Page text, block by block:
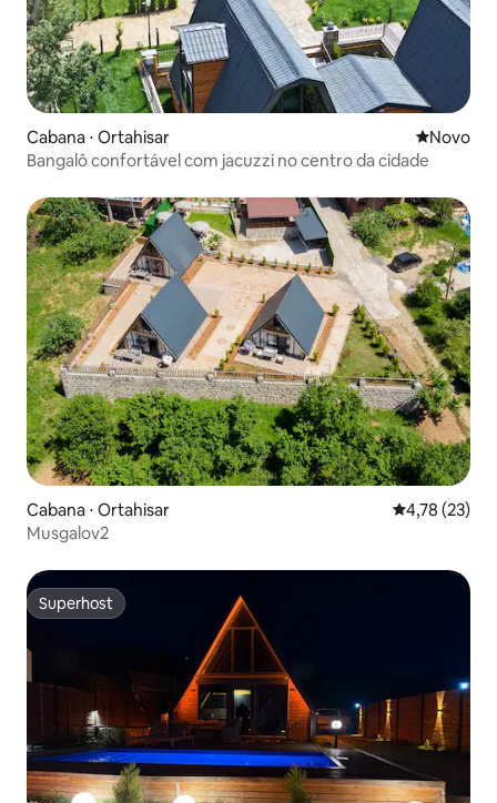
Cabana ⋅ Ortahisar Novo
Novo
Bangalô confortável com jacuzzi no centro da cidade
Cabana ⋅ Ortahisar 4,78 de uma
4,78 (23)
Musgalov2
Superhost
Superhost